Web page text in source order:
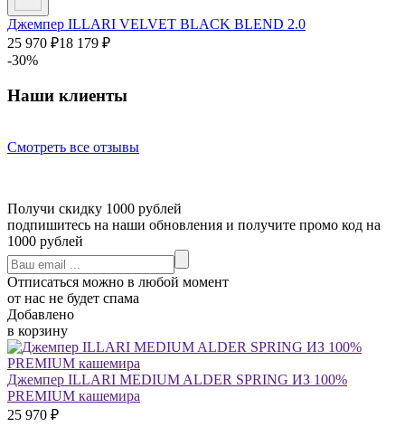
Джемпер ILLARI VELVET BLACK BLEND 2.0
25 970 ₽18 179 ₽
-30%
Наши клиенты
Смотреть все отзывы
Получи скидку 1000 рублей
подпишитесь на наши обновления и получите промо код на
1000 рублей
Отписаться можно в любой момент
от нас не будет спама
Добавлено
в корзину
Джемпер ILLARI MEDIUM ALDER SPRING ИЗ 100%
PREMIUM кашемира
25 970 ₽